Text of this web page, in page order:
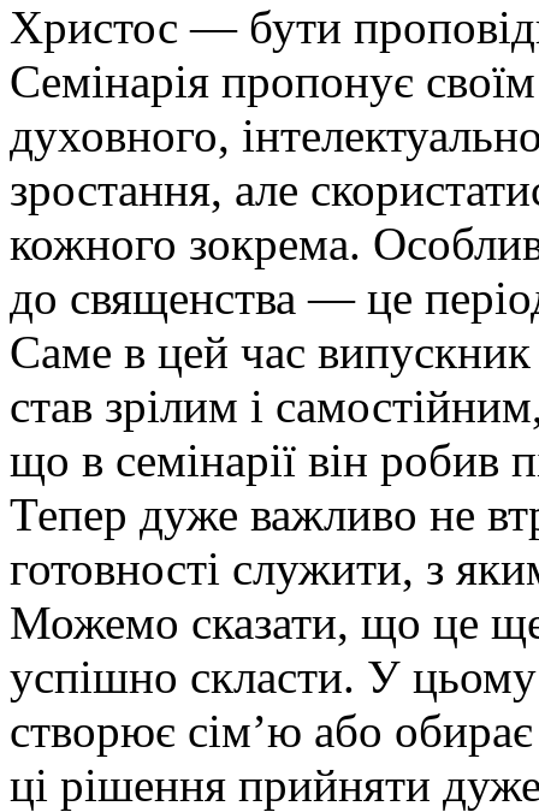
Христос — бути
Семінарія пропонує
духовного,
зростання, але
кожного зокрема.
до священства — це
Саме в цей час
став зрілим і
що в семінарії він робив
Тепер дуже важливо не
готовності служити, з
Можемо сказати, що це
успішно скласти. У
створює сім’ю або
ці рішення прийняти